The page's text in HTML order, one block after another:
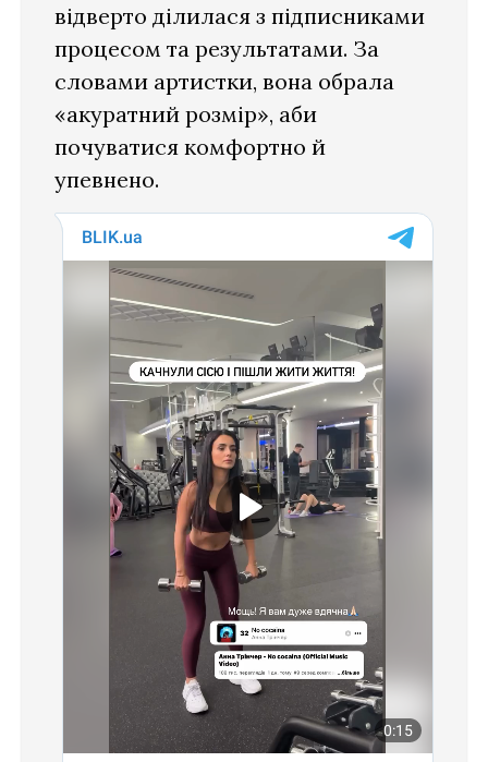
відверто ділилася з підписниками
процесом та результатами. За
словами артистки, вона обрала
«акуратний розмір», аби
почуватися комфортно й
упевнено.